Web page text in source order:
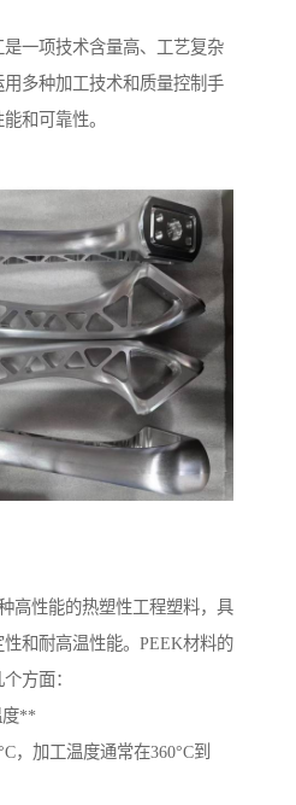
一项技术含量高、工艺复杂
多种加工技术和质量控制手
和可靠性。
高性能的热塑性工程塑料，具
和耐高温性能。PEEK材料的
方面：
度**
，加工温度通常在360°C到